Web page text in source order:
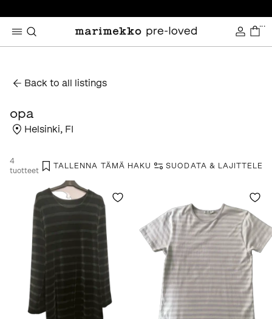
...
Back to all listings
opa
Helsinki, FI
4
tuotteet
TALLENNA TÄMÄ HAKU SUODATA & LAJITTELE